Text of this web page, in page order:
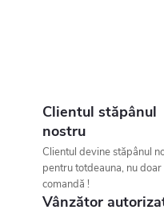
Clientul stăpânul
nostru
Clientul devine stăpânul
pentru totdeauna, nu doar
comandă !
Vânzător